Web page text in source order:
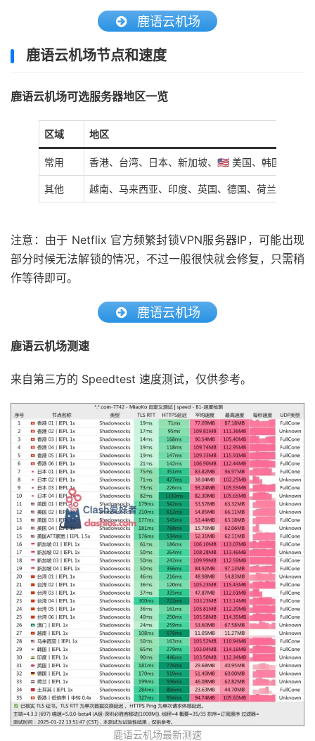
鹿语云机场
鹿语云机场节点和速度
鹿语云机场可选服务器地区一览
区域 地区
常用 香港、台湾、日本、新加坡、🇺🇸 美国、韩国、澳门
其他 越南、马来西亚、印度、英国、德国、荷兰、智利
注意：由于 Netflix 官方频繁封锁VPN服务器IP，可能出现
部分时候无法解锁的情况，不过一般很快就会修复，只需稍
作等待即可。
鹿语云机场
鹿语云机场测速
来自第三方的 Speedtest 速度测试，仅供参考。
鹿语云机场最新测速